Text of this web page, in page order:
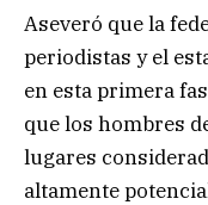
Aseveró que la
periodistas y el
en esta primera
que los hombres
lugares
altamente